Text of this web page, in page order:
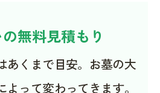
無料見積もり
あくまで目安。お墓の大
よって変わってきます。